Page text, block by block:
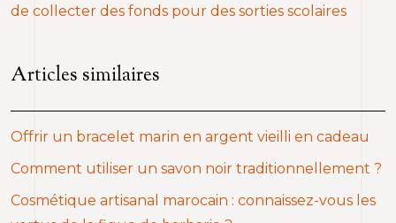
de collecter des fonds pour des sorties scolaires
Articles similaires
Offrir un bracelet marin en argent vieilli en cadeau
Comment utiliser un savon noir traditionnellement ?
Cosmétique artisanal marocain : connaissez-vous les